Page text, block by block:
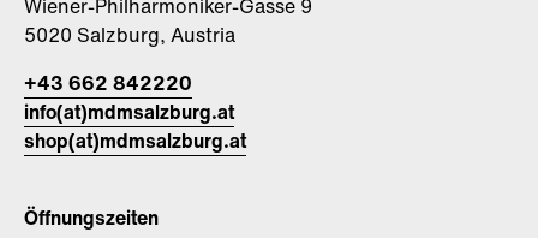
Wiener-Philharmoniker-Gasse 9
5020 Salzburg, Austria
+43 662 842220
info(at)mdmsalzburg.at
shop(at)mdmsalzburg.at
Öffnungszeiten